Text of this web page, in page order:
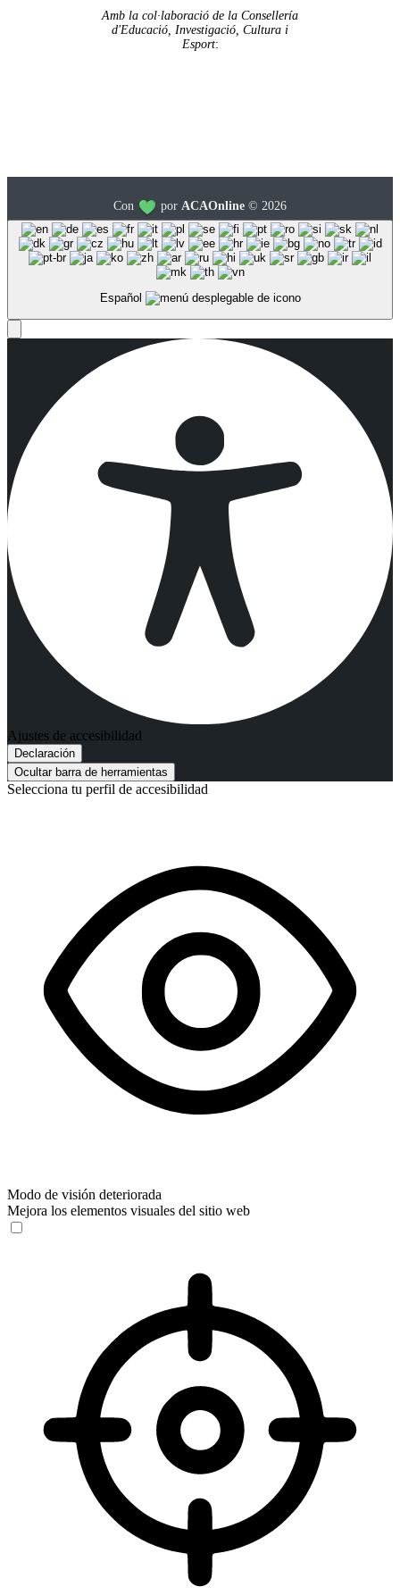
Amb la col·laboració de la Consellería
d'Educació, Investigació, Cultura i
Esport:
Con por ACAOnline © 2026
Español
Ajustes de accesibilidad
Declaración
Ocultar barra de herramientas
Selecciona tu perfil de accesibilidad
Modo de visión deteriorada
Mejora los elementos visuales del sitio web